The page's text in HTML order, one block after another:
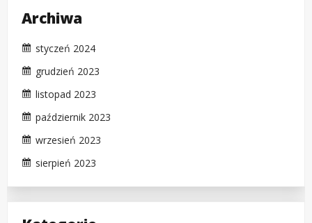
Archiwa
styczeń 2024
grudzień 2023
listopad 2023
październik 2023
wrzesień 2023
sierpień 2023